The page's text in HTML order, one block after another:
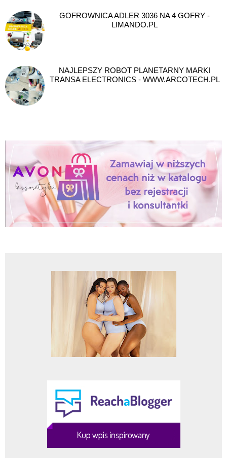
GOFROWNICA ADLER 3036 NA 4 GOFRY -
LIMANDO.PL
NAJLEPSZY ROBOT PLANETARNY MARKI
TRANSA ELECTRONICS - WWW.ARCOTECH.PL